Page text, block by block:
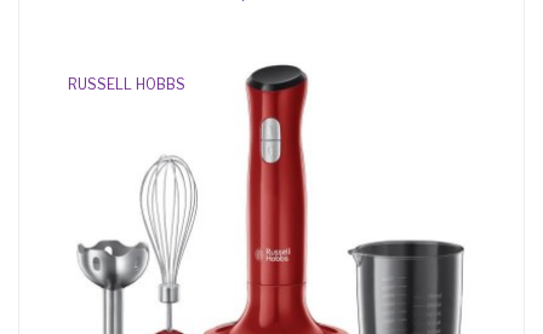
RUSSELL HOBBS